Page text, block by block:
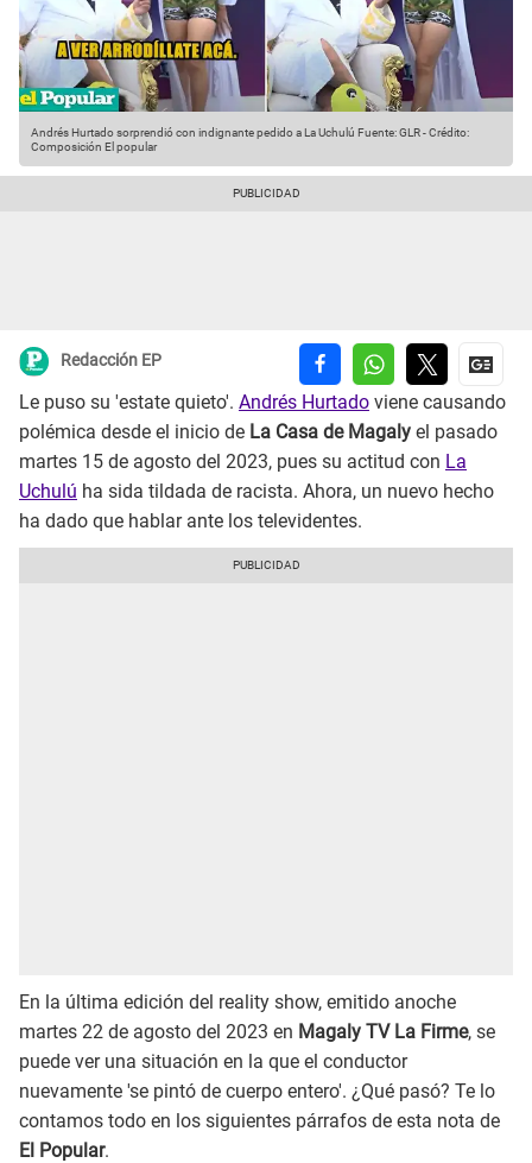
Andrés Hurtado sorprendió con indignante pedido a La Uchulú Fuente: GLR-Crédito:
Composición El popular
Redacción EP
Le puso su 'estate quieto'. Andrés Hurtado viene causando
polémica desde el inicio de La Casa de Magaly el pasado
martes 15 de agosto del 2023, pues su actitud con La
Uchulú ha sida tildada de racista. Ahora, un nuevo hecho
ha dado que hablar ante los televidentes.
En la última edición del reality show, emitido anoche
martes 22 de agosto del 2023 en Magaly TV La Firme, se
puede ver una situación en la que el conductor
nuevamente 'se pintó de cuerpo entero'. ¿Qué pasó? Te lo
contamos todo en los siguientes párrafos de esta nota de
El Popular.